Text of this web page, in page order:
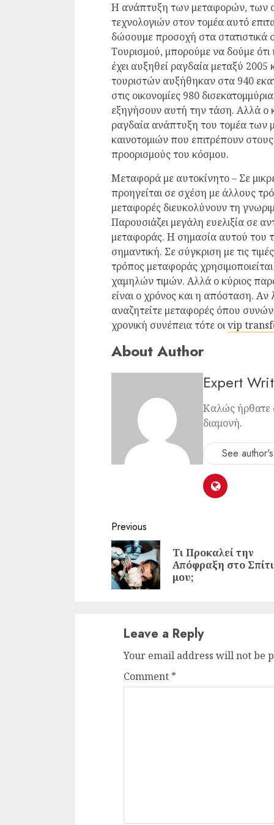
Η ανάπτυξη των μεταφορών, των
τεχνολογιών στον τομέα αυτό
δώσουμε προσοχή στα στατιστικά
Τουρισμού, μπορούμε να δούμε ότι
έχει αυξηθεί ραγδαία μεταξύ 2005
τουριστών αυξήθηκαν στα 940
στις οικονομίες 980
εξηγήσουν αυτή την τάση. Αλλά ο
ραγδαία ανάπτυξη του τομέα των
καινοτομιών που επιτρέπουν
προορισμούς του κόσμου.
Μεταφορά με αυτοκίνητο – Σε
προηγείται σε σχέση με άλλους
μεταφορές διευκολύνουν τη
Παρουσιάζει μεγάλη ευελιξία σε
μεταφοράς. Η σημασία αυτού του
σημαντική. Σε σύγκριση με τις
τρόπος μεταφοράς
χαμηλών τιμών. Αλλά ο κύριος
είναι ο χρόνος και η απόσταση. Aν
αναζητείτε μεταφορές όπου
χρονική συνέπεια τότε οιvip
About Author
Expert
Καλώς ήρθατε
διαμονή.
See
Continue
Reading
Previous
Τι Προκαλεί την
Απόφραξη στο Σπίτι
μου;
Leave a Reply
Your email address will not be
Comment *